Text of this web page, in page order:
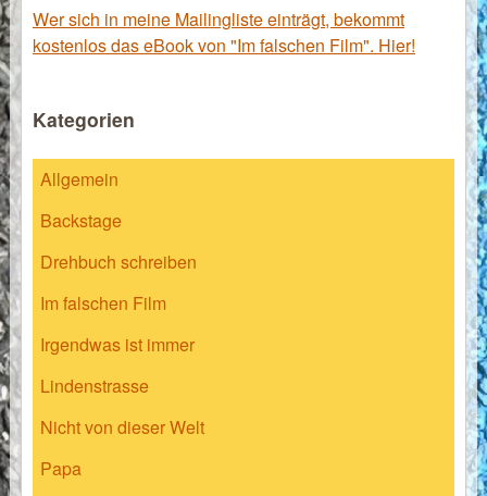
Wer sich in meine Mailingliste einträgt, bekommt
kostenlos das eBook von "Im falschen Film". Hier!
Kategorien
Allgemein
Backstage
Drehbuch schreiben
Im falschen Film
Irgendwas ist immer
Lindenstrasse
Nicht von dieser Welt
Papa